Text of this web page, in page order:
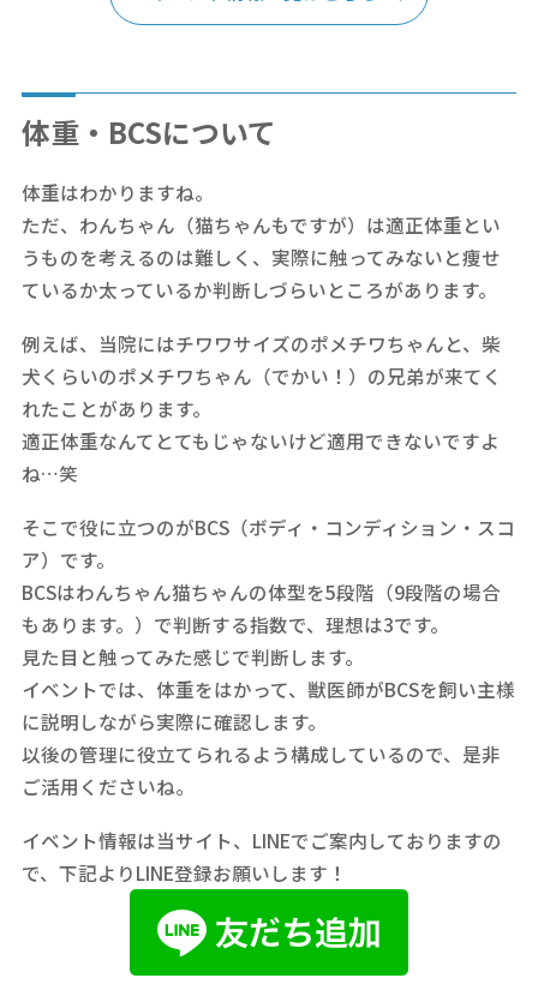
体重・BCSについて
体重はわかりますね。
ただ、わんちゃん（猫ちゃんもですが）は適正体重とい
うものを考えるのは難しく、実際に触ってみないと痩せ
ているか太っているか判断しづらいところがあります。
例えば、当院にはチワワサイズのポメチワちゃんと、柴
犬くらいのポメチワちゃん（でかい！）の兄弟が来てく
れたことがあります。
適正体重なんてとてもじゃないけど適用できないですよ
ね…笑
そこで役に立つのがBCS（ボディ・コンディション・スコ
ア）です。
BCSはわんちゃん猫ちゃんの体型を5段階（9段階の場合
もあります。）で判断する指数で、理想は3です。
見た目と触ってみた感じで判断します。
イベントでは、体重をはかって、獣医師がBCSを飼い主様
に説明しながら実際に確認します。
以後の管理に役立てられるよう構成しているので、是非
ご活用くださいね。
イベント情報は当サイト、LINEでご案内しておりますの
で、下記よりLINE登録お願いします！